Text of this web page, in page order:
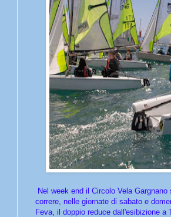
Nel week end il Circolo Vela
correre, nelle giornate di sabato e
Feva, il doppio reduce dall'esibizione